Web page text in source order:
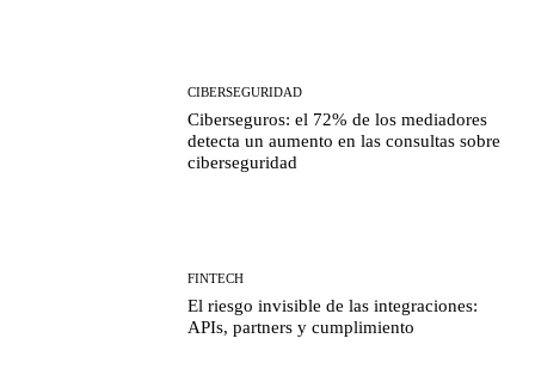
CIBERSEGURIDAD
Ciberseguros: el 72% de los mediadores
detecta un aumento en las consultas sobre
ciberseguridad
FINTECH
El riesgo invisible de las integraciones:
APIs, partners y cumplimiento